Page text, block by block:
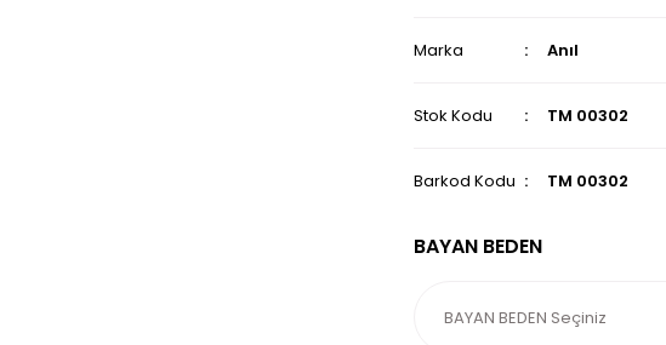
Marka Anıl
Stok Kodu TM 00302
Barkod Kodu TM 00302
BAYAN BEDEN